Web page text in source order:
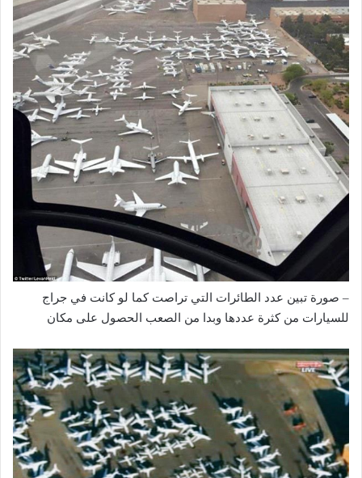
– صورة تبين عدد الطائرات التي تراصت كما لو كانت في جراج
للسيارات من كثرة عددها وبدا من الصعب الحصول على مكان